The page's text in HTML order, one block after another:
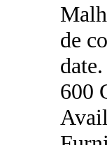
de
date.
600